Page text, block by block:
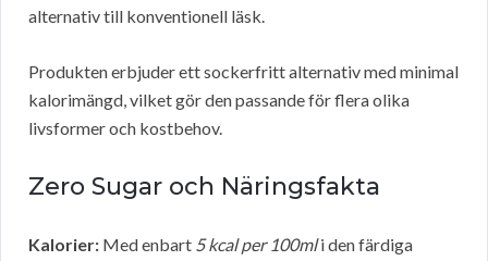
alternativ till konventionell läsk.
Produkten erbjuder ett sockerfritt alternativ med minimal
kalorimängd, vilket gör den passande för flera olika
livsformer och kostbehov.
Zero Sugar och Näringsfakta
Kalorier: Med enbart 5 kcal per 100mli den färdiga